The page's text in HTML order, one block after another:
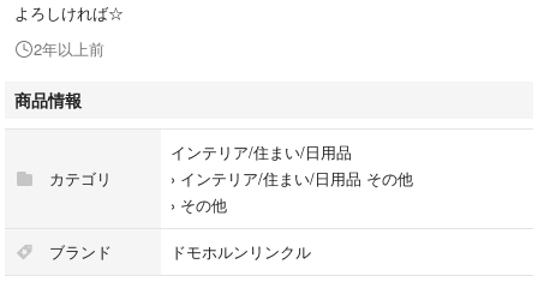
よろしければ☆
2年以上前
商品情報
カテゴリ
インテリア/住まい/日用品
› インテリア/住まい/日用品 その他
› その他
ブランド ドモホルンリンクル